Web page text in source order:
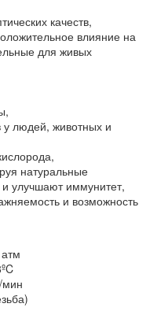
качеств,
влияние на
для живых
у людей, животных и
натуральные
и улучшают иммунитет,
и возможность
мин